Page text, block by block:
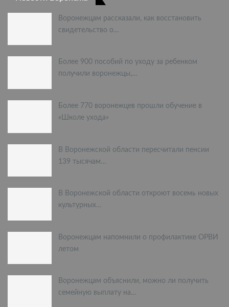
Воронежцам рассказали, как восстановить
свидетельство о…
Более 900 пособий по уходу за ребенком
получили воронежцы,…
Более 770 воронежцев прошли обучение в
«Школе ухода»
В Воронежской области пересчитали пенсии
139 тысячам…
В Воронежской области откроют восемь новых
культурных…
Воронежцам напомнили о профилактике ОРВИ
летом
Воронежцам объяснили, можно ли получить
семейную выплату на…